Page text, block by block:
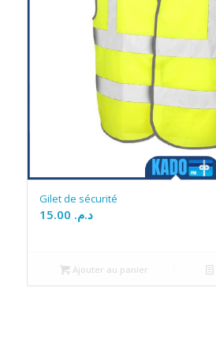
Gilet de sécurité
د.م.
Ajouter au panier